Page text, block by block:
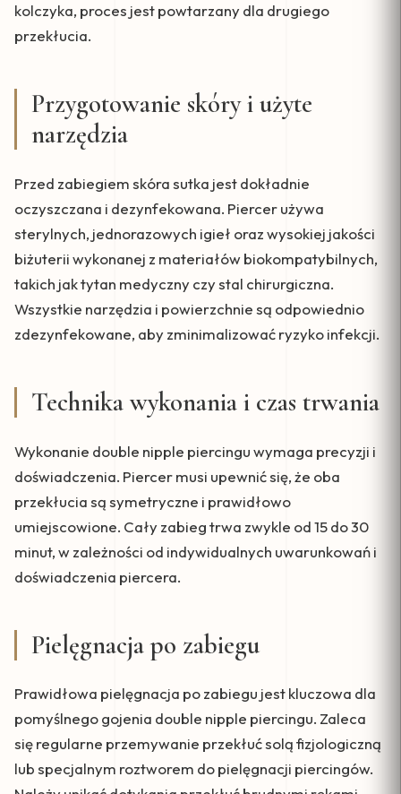
kolczyka, proces jest powtarzany dla drugiego
przekłucia.
Przygotowanie skóry i użyte
narzędzia
Przed zabiegiem skóra sutka jest dokładnie
oczyszczana i dezynfekowana. Piercer używa
sterylnych, jednorazowych igieł oraz wysokiej jakości
biżuterii wykonanej z materiałów biokompatybilnych,
takich jak tytan medyczny czy stal chirurgiczna.
Wszystkie narzędzia i powierzchnie są odpowiednio
zdezynfekowane, aby zminimalizować ryzyko infekcji.
Technika wykonania i czas trwania
Wykonanie double nipple piercingu wymaga precyzji i
doświadczenia. Piercer musi upewnić się, że oba
przekłucia są symetryczne i prawidłowo
umiejscowione. Cały zabieg trwa zwykle od 15 do 30
minut, w zależności od indywidualnych uwarunkowań i
doświadczenia piercera.
Pielęgnacja po zabiegu
Prawidłowa pielęgnacja po zabiegu jest kluczowa dla
pomyślnego gojenia double nipple piercingu. Zaleca
się regularne przemywanie przekłuć solą fizjologiczną
lub specjalnym roztworem do pielęgnacji piercingów.